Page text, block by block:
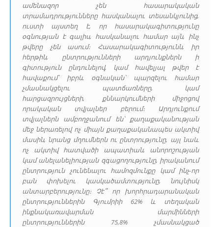
ամենազոր չեն հասարակական
տրամադրությունները հասկանալու տեսանկյունից,
ուստի այստեղ է, որ հասարակագիտությունը
օգնության է գալիս, հասկանալու համար այն, ինչ
թվերը չեն ասում։ Հասարակագիտությունն, իր
հերթին, ընտրությունների արդյունքներն ի
գիտություն ընդունելով, կամ հավելյալ թվեր է
հավաքում՝ իբրև օգնական՝ պարզելու համար
չմասնակցելու պատճառները, կամ
հարցազրույցների, քննարկումների միջոցով
որակական տվյալներ բերում։ Արդյունքում
տվյալներն ամբողջանում են՝ քաղաքականության
մեջ ներառելով ոչ միայն քաղաքականապես ակտիվ
մասին, նրանց մղումներն ու ընտրությունը, այլ նաև
ոչ ակտիվ հատվածի ապատիան, անորոշության
կամ անելանելիության զգացողությունը, իրականում
ընտրություն չունենալու համոզմունքը կամ ինչ-որ
բան փոխելու կասկածամտությունը, նույնիսկ
անտարբերությունը։ Չէ՞ որ խորհրադարանական
ընտրություններին Գյումրիի 62% և տեղական
ինքնակառավարման մարմինների
ընտրություններին 75,8% չմասնակցած